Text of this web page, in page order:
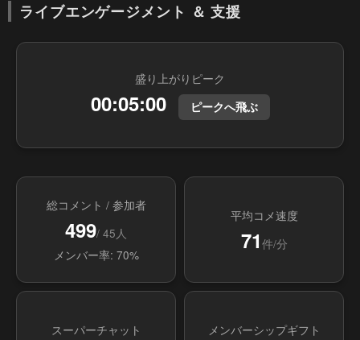
ライブエンゲージメント ＆ 支援
盛り上がりピーク
00:05:00 ピークへ飛ぶ
総コメント / 参加者
499/ 45人
メンバー率: 70%
平均コメ速度
71 件/分
スーパーチャット メンバーシップギフト